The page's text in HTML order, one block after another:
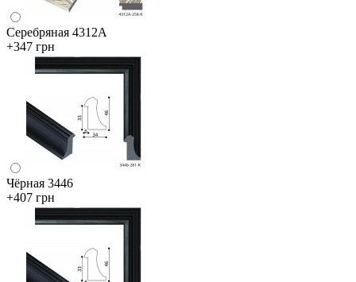
Серебряная 4312А
+347 грн
Чёрная 3446
+407 грн